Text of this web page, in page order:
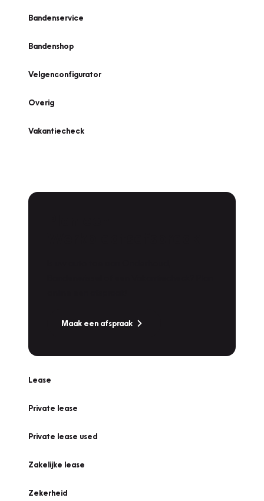
Bandenservice
Bandenshop
Velgenconfigurator
Overig
Vakantiecheck
Maak een afspraak
Lease
Private lease
Private lease used
Zakelijke lease
Zekerheid